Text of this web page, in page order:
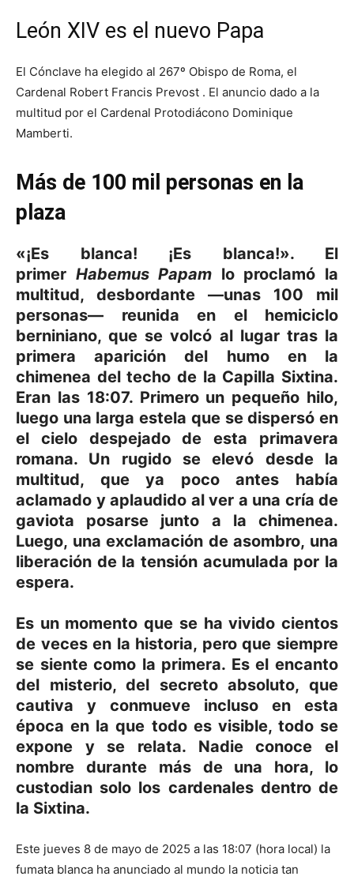
León XIV es el nuevo Papa
El Cónclave ha elegido al 267º Obispo de Roma, el
Cardenal Robert Francis Prevost . El anuncio dado a la
multitud por el Cardenal Protodiácono Dominique
Mamberti.
Más de 100 mil personas en la
plaza
«¡Es blanca! ¡Es blanca!». El
primer Habemus Papam lo proclamó la
multitud, desbordante —unas 100 mil
personas— reunida en el hemiciclo
berniniano, que se volcó al lugar tras la
primera aparición del humo en la
chimenea del techo de la Capilla Sixtina.
Eran las 18:07. Primero un pequeño hilo,
luego una larga estela que se dispersó en
el cielo despejado de esta primavera
romana. Un rugido se elevó desde la
multitud, que ya poco antes había
aclamado y aplaudido al ver a una cría de
gaviota posarse junto a la chimenea.
Luego, una exclamación de asombro, una
liberación de la tensión acumulada por la
espera.
Es un momento que se ha vivido cientos
de veces en la historia, pero que siempre
se siente como la primera. Es el encanto
del misterio, del secreto absoluto, que
cautiva y conmueve incluso en esta
época en la que todo es visible, todo se
expone y se relata. Nadie conoce el
nombre durante más de una hora, lo
custodian solo los cardenales dentro de
la Sixtina.
Este jueves 8 de mayo de 2025 a las 18:07 (hora local) la
fumata blanca ha anunciado al mundo la noticia tan